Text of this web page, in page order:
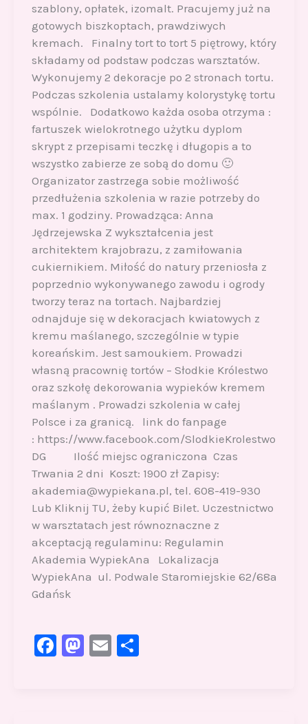
szablony, opłatek, izomalt. Pracujemy już na
gotowych biszkoptach, prawdziwych
kremach. Finalny tort to tort 5 piętrowy, który
składamy od podstaw podczas warsztatów.
Wykonujemy 2 dekoracje po 2 stronach tortu.
Podczas szkolenia ustalamy kolorystykę tortu
wspólnie. Dodatkowo każda osoba otrzyma :
fartuszek wielokrotnego użytku dyplom
skrypt z przepisami teczkę i długopis a to
wszystko zabierze ze sobą do domu 🙂
Organizator zastrzega sobie możliwość
przedłużenia szkolenia w razie potrzeby do
max. 1 godziny. Prowadząca: Anna
Jędrzejewska Z wykształcenia jest
architektem krajobrazu, z zamiłowania
cukiernikiem. Miłość do natury przeniosła z
poprzednio wykonywanego zawodu i ogrody
tworzy teraz na tortach. Najbardziej
odnajduje się w dekoracjach kwiatowych z
kremu maślanego, szczególnie w typie
koreańskim. Jest samoukiem. Prowadzi
własną pracownię tortów – Słodkie Królestwo
oraz szkołę dekorowania wypieków kremem
maślanym . Prowadzi szkolenia w całej
Polsce i za granicą. link do fanpage
: https://www.facebook.com/SlodkieKrolestwo
DG Ilość miejsc ograniczona Czas
Trwania 2 dni Koszt: 1900 zł Zapisy:
akademia@wypiekana.pl, tel. 608-419-930
Lub Kliknij TU, żeby kupić Bilet. Uczestnictwo
w warsztatach jest równoznaczne z
akceptacją regulaminu: Regulamin
Akademia WypiekAna Lokalizacja
WypiekAna ul. Podwale Staromiejskie 62/68a
Gdańsk
F
M E S